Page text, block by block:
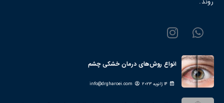
انواع روش‌های درمان خشکی چشم
14 ژانویه 2023 info@drgharoei.com